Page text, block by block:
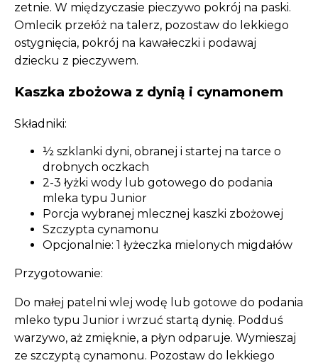
zetnie. W międzyczasie pieczywo pokrój na paski.
Omlecik przełóż na talerz, pozostaw do lekkiego
ostygnięcia, pokrój na kawałeczki i podawaj
dziecku z pieczywem.
Kaszka zbożowa z dynią i cynamonem
Składniki:
½ szklanki dyni, obranej i startej na tarce o
drobnych oczkach
2-3 łyżki wody lub gotowego do podania
mleka typu Junior
Porcja wybranej mlecznej kaszki zbożowej
Szczypta cynamonu
Opcjonalnie: 1 łyżeczka mielonych migdałów
Przygotowanie:
Do małej patelni wlej wodę lub gotowe do podania
mleko typu Junior i wrzuć startą dynię. Podduś
warzywo, aż zmięknie, a płyn odparuje. Wymieszaj
ze szczyptą cynamonu. Pozostaw do lekkiego